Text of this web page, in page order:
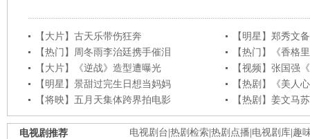
【大片】古天乐带伤狂奔
【明星】郑秀文
【热门】周冬雨李治廷携手催泪
【热门】《香格
【大片】《逆战》造型遭曝光
【视频】张国强
【明星】景甜过完生日想当妈妈
【热剧】《美人
【将映】五月天集体跨界拍电影
【热剧】姜文马
电视剧台 热剧检索 热剧点播 电视剧库 趣
电视剧推荐